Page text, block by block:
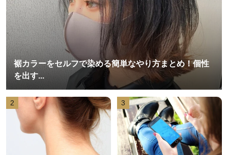
裾カラーをセルフで染める簡単なやり方まとめ！個性
を出す...
2 3